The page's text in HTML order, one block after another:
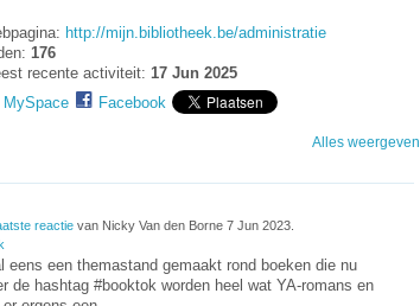
http://mijn.bibliotheek.be/administratie
176
recente activiteit: 17 Jun 2025
MySpace
Facebook
reactievan Nicky Van den Borne 7 Jun 2023.
eens een themastand gemaakt rond boeken die nu
de hashtag #booktok worden heel wat YA-romans en
Alles weergeven